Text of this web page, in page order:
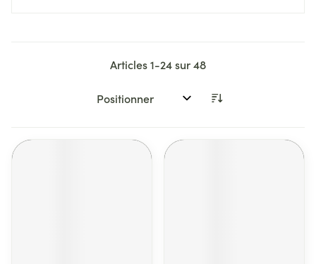
Articles1-24sur48
Trier par: